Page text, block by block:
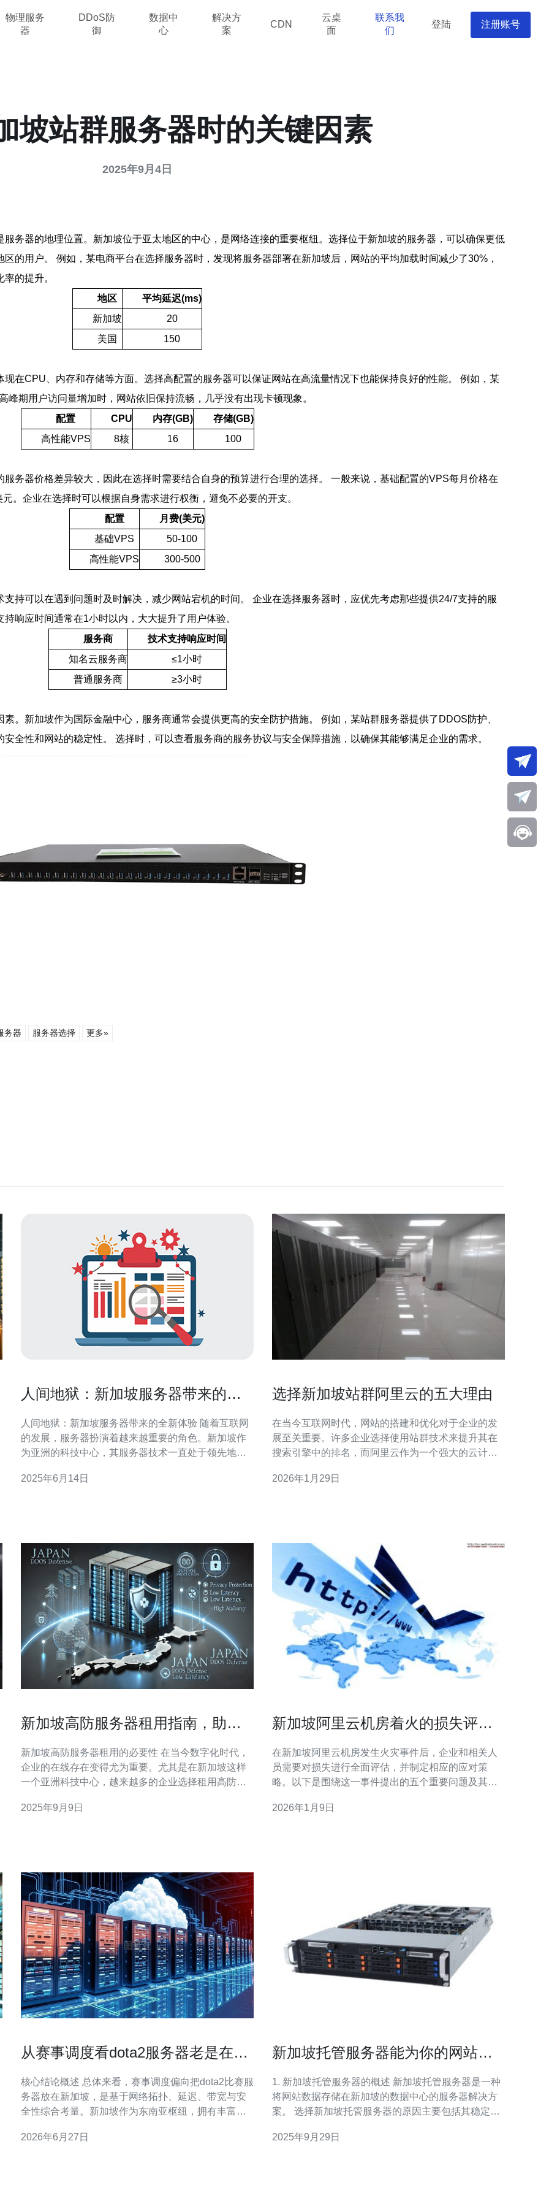
物理服务
器
DDoS防
御
数据中
心
解决方
案
CDN
云桌
面
联系我
们
登陆 注册账号
坡站群服务器时的关键因素
2025年9月4日
务器的地理位置。新加坡位于亚太地区的中心，是网络连接的重要枢纽。选择位于新加坡的服务器，可以确保更低
的用户。 例如，某电商平台在选择服务器时，发现将服务器部署在新加坡后，网站的平均加载时间减少了30%，
的提升。
地区
平均延迟(ms)
新加坡
20
美国
150
在CPU、内存和存储等方面。选择高配置的服务器可以保证网站在高流量情况下也能保持良好的性能。 例如，某
期用户访问量增加时，网站依旧保持流畅，几乎没有出现卡顿现象。
配置
CPU 内存(GB)
存储(GB)
高性能VPS
8核 16 100
务器价格差异较大，因此在选择时需要结合自身的预算进行合理的选择。 一般来说，基础配置的VPS每月价格在
。企业在选择时可以根据自身需求进行权衡，避免不必要的开支。
配置
月费(美元)
基础VPS
50-100
高性能VPS
300-500
持可以在遇到问题时及时解决，减少网站宕机的时间。 企业在选择服务器时，应优先考虑那些提供24/7支持的服
响应时间通常在1小时以内，大大提升了用户体验。
服务商
技术支持响应时间
知名云服务商
≤1小时
普通服务商
≥3小时
。新加坡作为国际金融中心，服务商通常会提供更高的安全防护措施。 例如，某站群服务器提供了DDOS防护、
全性和网站的稳定性。 选择时，可以查看服务商的服务协议与安全保障措施，以确保其能够满足企业的需求。
务器 服务器选择 更多»
人间地狱：新加坡服务器带来的全
人间地狱：新加坡服务器带来的全新体验 随着互联网
的发展，服务器扮演着越来越重要的角色。新加坡作
为亚洲的科技中心，其服务器技术一直处于领先地
全新体验。 新加坡作为一个小岛国家，其地理位置优
2025年6月14日
选择新加坡站群阿里云的五大理由
在当今互联网时代，网站的搭建和优化对于企业的发
展至关重要。许多企业选择使用站群技术来提升其在
搜索引擎中的排名，而阿里云作为一个强大的云计算
将为您详细介绍选择新加坡站群阿里云的五大理由，
2026年1月29日
新加坡高防服务器租用指南，助您
新加坡高防服务器租用的必要性 在当今数字化时代，
企业的在线存在变得尤为重要。尤其是在新加坡这样
一个亚洲科技中心，越来越多的企业选择租用高防服
择新加坡高防服务器时需要关注的三大精华： 数据安
2025年9月9日
新加坡阿里云机房着火的损失评估
在新加坡阿里云机房发生火灾事件后，企业和相关人
员需要对损失进行全面评估，并制定相应的应对策
略。以下是围绕这一事件提出的五个重要问题及其解
先，新加坡阿里云机房着火可能造成的主要损失包括
2026年1月9日
从赛事调度看dota2服务器老是在新
核心结论概述 总体来看，赛事调度偏向把dota2比赛服
务器放在新加坡，是基于网络拓扑、延迟、带宽与安
全性综合考量。新加坡作为东南亚枢纽，拥有丰富的
务，使得对全球及亚太玩家的平均网络体验更优。在
2026年6月27日
新加坡托管服务器能为你的网站带
1. 新加坡托管服务器的概述 新加坡托管服务器是一种
将网站数据存储在新加坡的数据中心的服务器解决方
案。 选择新加坡托管服务器的原因主要包括其稳定
有先进的网络基础设施。 此外，服务器的地理位置使
2025年9月29日